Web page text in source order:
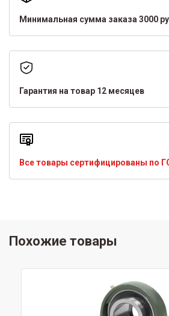
Минимальная сумма заказа 3000
Гарантия на товар 12 месяцев
Все товары сертифицированы по
Похожие товары